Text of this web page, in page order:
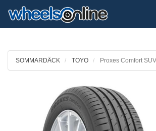
SOMMARDÄCK TOYO Proxes Comfort SUV